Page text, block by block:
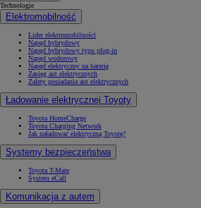
Technologie
Elektromobilność
Lider elektromobilności
Napęd hybrydowy
Napęd hybrydowy typu plug-in
Napęd wodorowy
Napęd elektryczny na baterię
Zasięg aut elektrycznych
Zalety posiadania aut elektrycznych
Ładowanie elektrycznej Toyoty
Toyota HomeCharge
Toyota Charging Network
Jak naładować elektryczną Toyotę?
Systemy bezpieczeństwa
Toyota T-Mate
System eCall
Komunikacja z autem